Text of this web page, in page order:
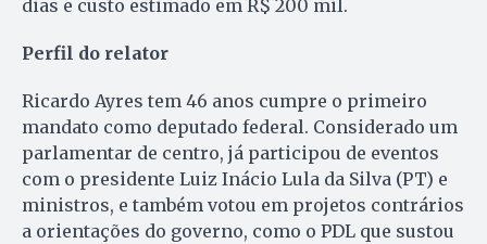
dias e custo estimado em R$ 200 mil.
Perfil do relator
Ricardo Ayres tem 46 anos cumpre o primeiro
mandato como deputado federal. Considerado um
parlamentar de centro, já participou de eventos
com o presidente Luiz Inácio Lula da Silva (PT) e
ministros, e também votou em projetos contrários
a orientações do governo, como o PDL que sustou